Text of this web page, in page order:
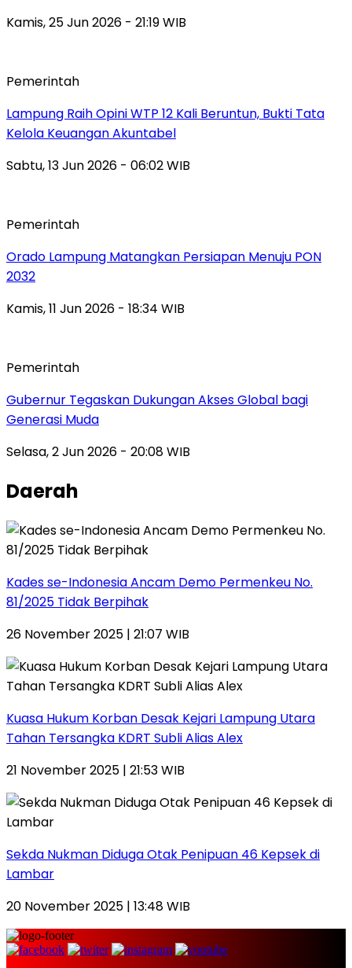
Kamis, 25 Jun 2026 - 21:19 WIB
Pemerintah
Lampung Raih Opini WTP 12 Kali Beruntun, Bukti Tata
Kelola Keuangan Akuntabel
Sabtu, 13 Jun 2026 - 06:02 WIB
Pemerintah
Orado Lampung Matangkan Persiapan Menuju PON
2032
Kamis, 11 Jun 2026 - 18:34 WIB
Pemerintah
Gubernur Tegaskan Dukungan Akses Global bagi
Generasi Muda
Selasa, 2 Jun 2026 - 20:08 WIB
Daerah
Kades se-Indonesia Ancam Demo Permenkeu No.
81/2025 Tidak Berpihak
26 November 2025 | 21:07 WIB
Kuasa Hukum Korban Desak Kejari Lampung Utara
Tahan Tersangka KDRT Subli Alias Alex
21 November 2025 | 21:53 WIB
Sekda Nukman Diduga Otak Penipuan 46 Kepsek di
Lambar
20 November 2025 | 13:48 WIB